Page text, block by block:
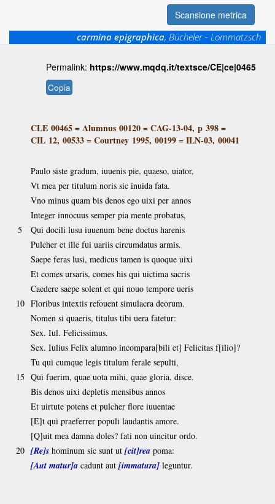
Scansione metrica
carmina epigraphica, Bücheler - Lommatzsch
Permalink: https://www.mqdq.it/textsce/CE|ce|0465
Copia
CLE 00465=Alumnus 00120=CAG-13-04, p 398=
CIL 12, 00533=Courtney 1995, 00199=ILN-03, 00041
Paulo siste gradum, iuuenis pie, quaeso, uiator,
Vt mea per titulum noris sic inuida fata.
Vno minus quam bis denos ego uixi per annos
Integer innocuus semper pia mente probatus,
5
Qui docili lusu iuuenum bene doctus harenis
Pulcher et ille fui uariis circumdatus armis.
Saepe feras lusi, medicus tamen is quoque uixi
Et comes ursaris, comes his qui uictima sacris
Caedere saepe solent et qui nouo tempore ueris
10 Floribus intextis refouent simulacra deorum.
Nomen si quaeris, titulus tibi uera fatetur:
Sex. Iul. Felicissimus.
Sex. Iulius Felix alumno incompara[bili et] Felicitas f[ilio]?
Tu qui cumque legis titulum ferale sepulti,
15 Qui fuerim, quae uota mihi, quae gloria, disce.
Bis denos uixi depletis mensibus annos
Et uirtute potens et pulcher flore iuuentae
[E]t qui praeferrer populi laudantis amore.
[Q]uit mea damna doles? fati non uincitur ordo.
20 [Re]s hominum sic sunt ut [cit]rea poma:
[Aut matur]a cadunt aut [immatura] leguntur.